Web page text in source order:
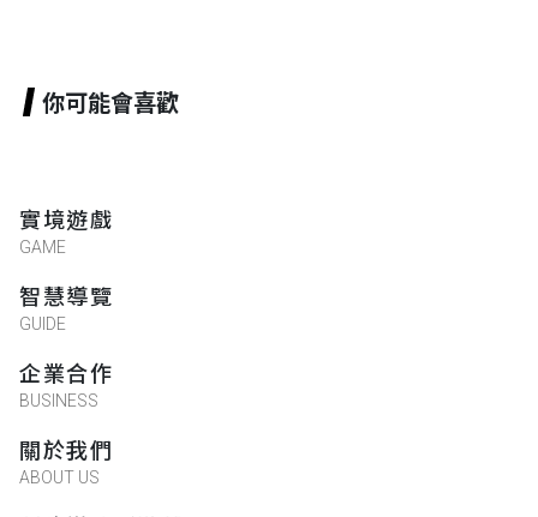
你可能會喜歡
實境遊戲
GAME
智慧導覽
GUIDE
企業合作
BUSINESS
關於我們
ABOUT US